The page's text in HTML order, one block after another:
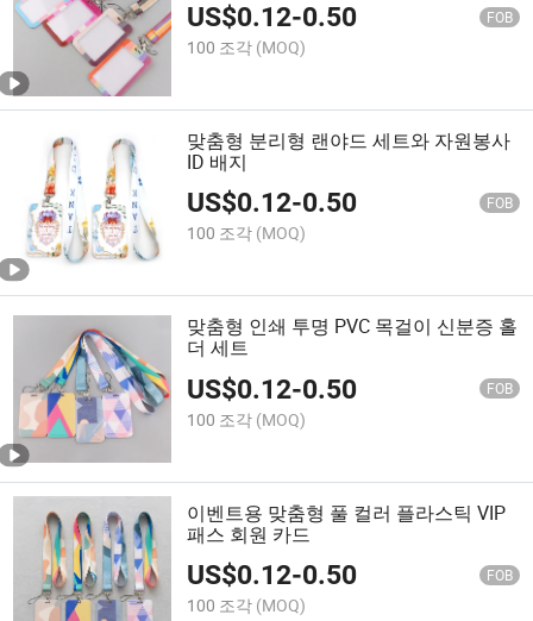
US$0.12-0.50 FOB
100 조각 (MOQ)
맞춤형 분리형 랜야드 세트와 자원봉사
ID 배지
US$0.12-0.50 FOB
100 조각 (MOQ)
맞춤형 인쇄 투명 PVC 목걸이 신분증 홀
더 세트
US$0.12-0.50 FOB
100 조각 (MOQ)
이벤트용 맞춤형 풀 컬러 플라스틱 VIP
패스 회원 카드
US$0.12-0.50 FOB
100 조각 (MOQ)